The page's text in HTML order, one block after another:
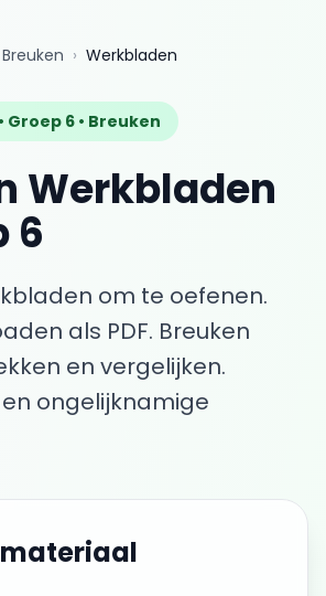
Breuken › Werkbladen
Groep 6 • Breuken
Werkbladen
6
om te oefenen.
als PDF. Breuken
en vergelijken.
ongelijknamige